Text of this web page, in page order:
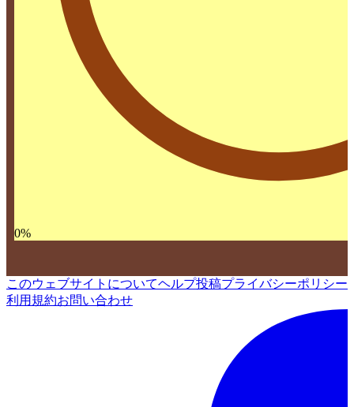
0%
このウェブサイトについてヘルプ投稿プライバシーポリシー
利用規約お問い合わせ